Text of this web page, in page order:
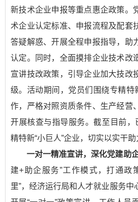
新技术企业申报等重点惠企政策。
术企业认定标准、申报流程及配套
答疑解惑、开展全程申报指导，助
认定。同时，全面摸排企业技术改
宣讲技改政策，引导企业加大技改
级。活动期间，党员们围绕专精特
作，严格对照资质条件、生产经营
开展核查与指导服务。截至目前，
精特新“小巨人”企业，切实以实干助
一对一精准宣讲，深化党建助企
建+助企服务”工作模式，打通政
里”，经济运行局和人才就业服务